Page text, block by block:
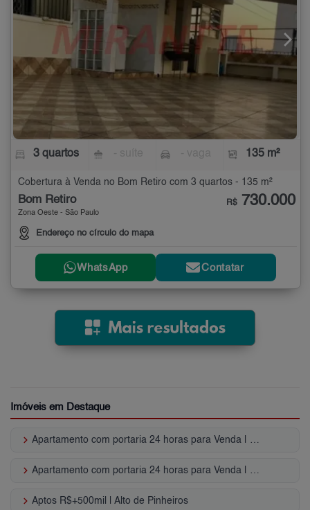
3 quartos 135 m²
Cobertura à Venda no Bom Retiro com 3 quartos - 135 m²
Bom Retiro
Zona Oeste - São Paulo
Endereço no círculo do mapa
R$ 730.000
WhatsApp Contatar
Imóveis em Destaque
keyboard_arrow_right Apartamento com portaria 24 horas para Venda | Perdizes
keyboard_arrow_right Apartamento com portaria 24 horas para Venda | Jardim Paulista
keyboard_arrow_right Aptos R$+500mil | Alto de Pinheiros